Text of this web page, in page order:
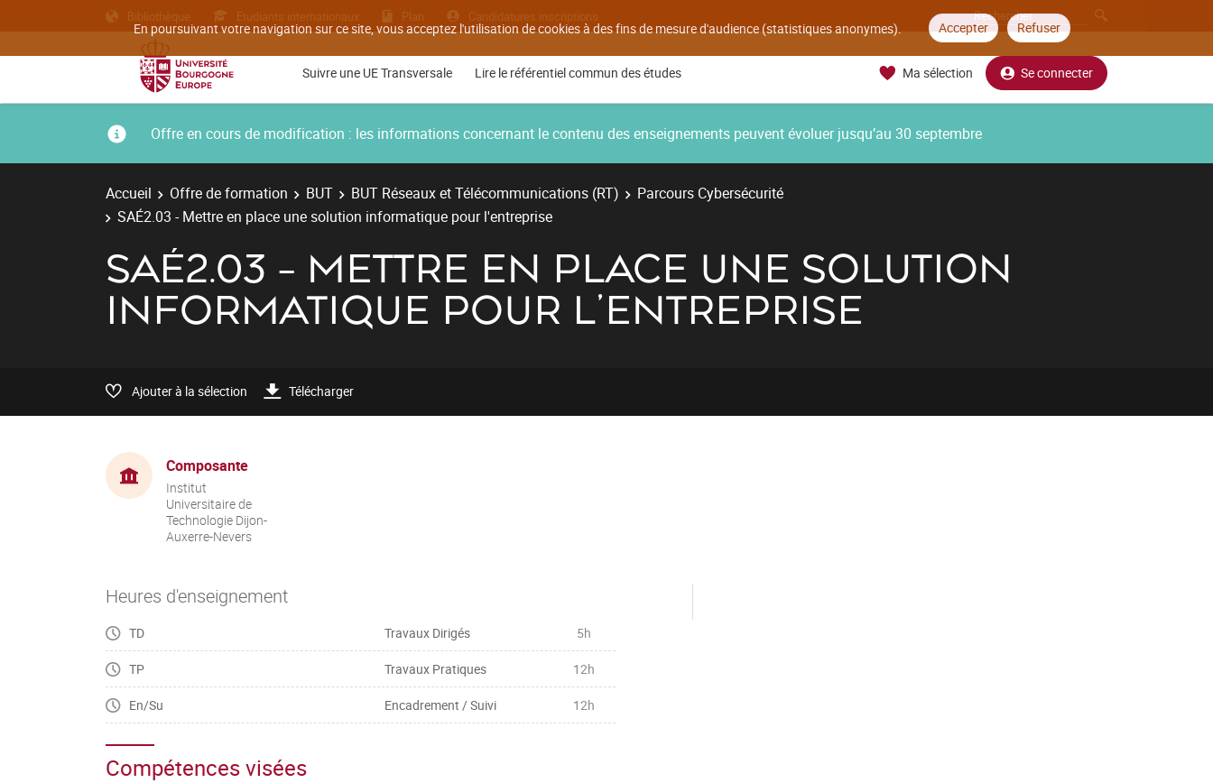
En poursuivant votre navigation sur ce site, vous acceptez l'utilisation de cookies à des fins de mesure d'audience (statistiques anonymes). Accepter Refuser
Bibliothèque Etudiants internationaux Plan Candidatures inscriptions
Suivre une UE Transversale Lire le référentiel commun des études Ma sélection Se connecter
Offre en cours de modification : les informations concernant le contenu des enseignements peuvent évoluer jusqu’au 30 septembre
Accueil Offre de formation BUT BUT Réseaux et Télécommunications (RT)
Parcours Cybersécurité
SAÉ2.03 - Mettre en place une solution informatique pour l'entreprise
SAÉ2.03 - METTRE EN PLACE UNE SOLUTION
INFORMATIQUE POUR L'ENTREPRISE
Ajouter à la sélection Télécharger
Composante
Institut
Universitaire de
Technologie Dijon-
Auxerre-Nevers
Heures d'enseignement
TD Travaux Dirigés 5h
TP Travaux Pratiques 12h
En/Su Encadrement / Suivi 12h
Compétences visées